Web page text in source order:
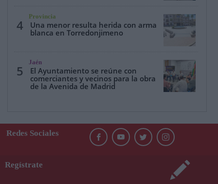
4
Provincia
Una menor resulta herida con arma
blanca en Torredonjimeno
5
Jaén
El Ayuntamiento se reúne con
comerciantes y vecinos para la obra
de la Avenida de Madrid
Redes Sociales
Regístrate